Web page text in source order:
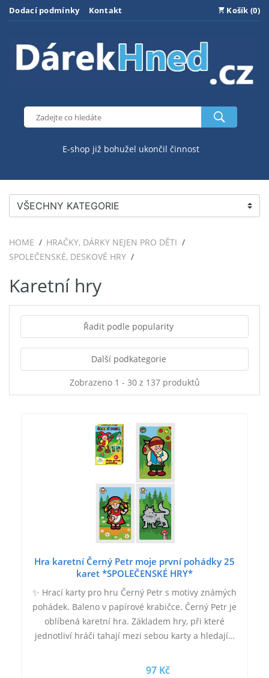
Dodací podmínky Kontakt Košík (0)
E-shop již bohužel ukončil činnost
VŠECHNY KATEGORIE
HOME
HRAČKY, DÁRKY NEJEN PRO DĚTI
SPOLEČENSKÉ, DESKOVÉ HRY
Karetní hry
Řadit podle popularity
Další podkategorie
Zobrazeno 1 - 30 z 137 produktů
Hra karetní Černý Petr moje první pohádky 25
karet *SPOLEČENSKÉ HRY*
✨ Hrací karty pro hru Černý Petr s motivy známých
pohádek. Baleno v papírové krabičce. Černý Petr je
oblíbená karetní hra. Základem hry, při které
jednotliví hráči tahají mezi sebou karty a hledají…
97 Kč